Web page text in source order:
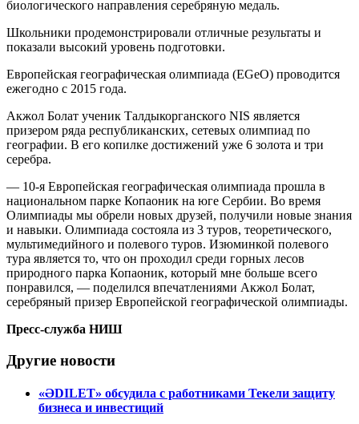
биологического направления серебряную медаль.
Школьники продемонстрировали отличные результаты и
показали высокий уровень подготовки.
Европейская географическая олимпиада (EGeO) проводится
ежегодно с 2015 года.
Акжол Болат ученик Талдыкорганского NIS является
призером ряда республиканских, сетевых олимпиад по
географии. В его копилке достижений уже 6 золота и три
серебра.
— 10-я Европейская географическая олимпиада прошла в
национальном парке Копаоник на юге Сербии. Во время
Олимпиады мы обрели новых друзей, получили новые знания
и навыки. Олимпиада состояла из 3 туров, теоретического,
мультимедийного и полевого туров. Изюминкой полевого
тура является то, что он проходил среди горных лесов
природного парка Копаоник, который мне больше всего
понравился, — поделился впечатлениями Акжол Болат,
серебряный призер Европейской географической олимпиады.
Пресс-служба НИШ
Другие новости
«ӘDILET» обсудила с работниками Текели защиту
бизнеса и инвестиций